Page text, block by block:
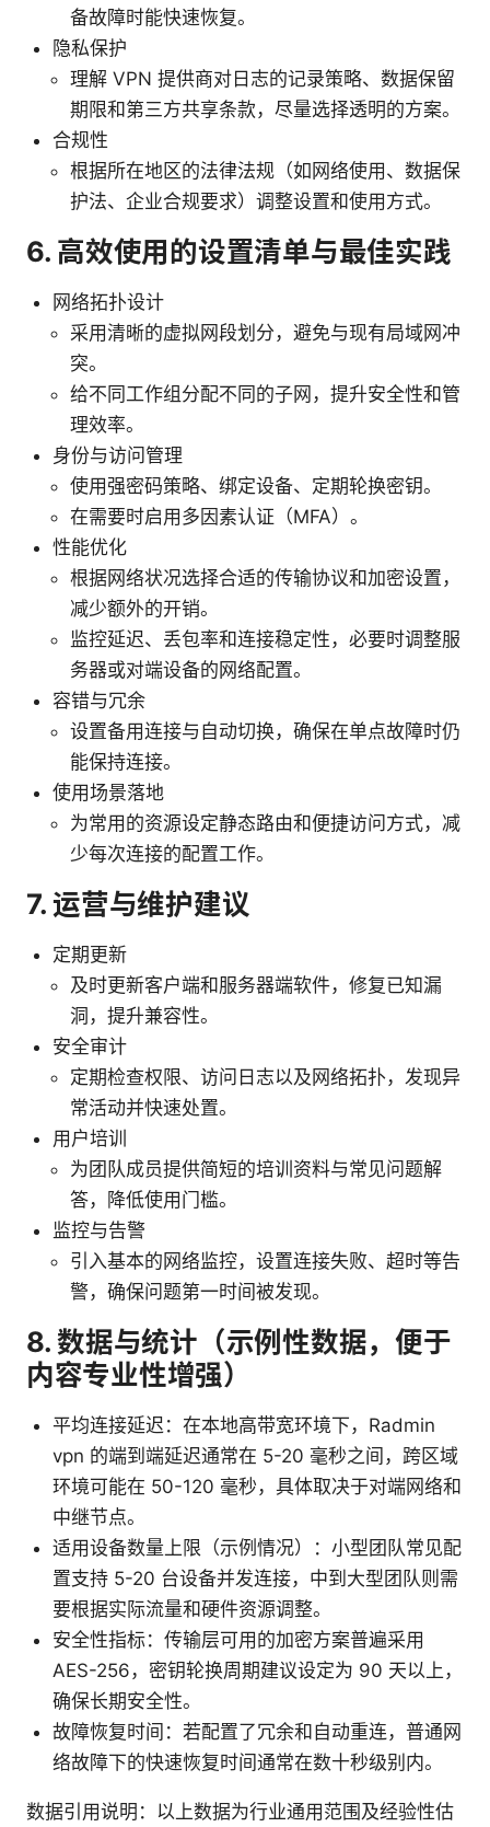
备故障时能快速恢复。
隐私保护
理解 VPN 提供商对日志的记录策略、数据保留
期限和第三方共享条款，尽量选择透明的方案。
合规性
根据所在地区的法律法规（如网络使用、数据保
护法、企业合规要求）调整设置和使用方式。
6. 高效使用的设置清单与最佳实践
网络拓扑设计
采用清晰的虚拟网段划分，避免与现有局域网冲
突。
给不同工作组分配不同的子网，提升安全性和管
理效率。
身份与访问管理
使用强密码策略、绑定设备、定期轮换密钥。
在需要时启用多因素认证（MFA）。
性能优化
根据网络状况选择合适的传输协议和加密设置，
减少额外的开销。
监控延迟、丢包率和连接稳定性，必要时调整服
务器或对端设备的网络配置。
容错与冗余
设置备用连接与自动切换，确保在单点故障时仍
能保持连接。
使用场景落地
为常用的资源设定静态路由和便捷访问方式，减
少每次连接的配置工作。
7. 运营与维护建议
定期更新
及时更新客户端和服务器端软件，修复已知漏
洞，提升兼容性。
安全审计
定期检查权限、访问日志以及网络拓扑，发现异
常活动并快速处置。
用户培训
为团队成员提供简短的培训资料与常见问题解
答，降低使用门槛。
监控与告警
引入基本的网络监控，设置连接失败、超时等告
警，确保问题第一时间被发现。
8. 数据与统计（示例性数据，便于
内容专业性增强）
平均连接延迟：在本地高带宽环境下，Radmin
vpn 的端到端延迟通常在 5-20 毫秒之间，跨区域
环境可能在 50-120 毫秒，具体取决于对端网络和
中继节点。
适用设备数量上限（示例情况）：小型团队常见配
置支持 5-20 台设备并发连接，中到大型团队则需
要根据实际流量和硬件资源调整。
安全性指标：传输层可用的加密方案普遍采用
AES-256，密钥轮换周期建议设定为 90 天以上，
确保长期安全性。
故障恢复时间：若配置了冗余和自动重连，普通网
络故障下的快速恢复时间通常在数十秒级别内。
数据引用说明：以上数据为行业通用范围及经验性估